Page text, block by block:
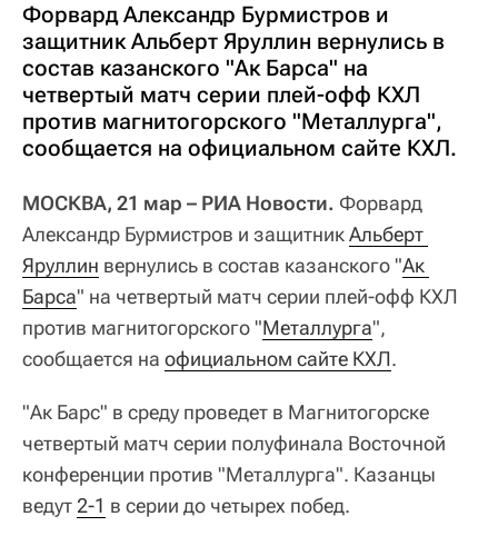
Форвард Александр Бурмистров и
защитник Альберт Яруллин вернулись в
состав казанского "Ак Барса" на
четвертый матч серии плей-офф КХЛ
против магнитогорского "Металлурга",
сообщается на официальном сайте КХЛ.
МОСКВА, 21 мар – РИА Новости. Форвард
Александр Бурмистров и защитникАльберт
Яруллин вернулись в состав казанского "Ак
Барса" на четвертый матч серии плей-офф КХЛ
против магнитогорского "Металлурга",
сообщается на официальном сайте КХЛ.
"Ак Барс" в среду проведет в Магнитогорске
четвертый матч серии полуфинала Восточной
конференции против "Металлурга". Казанцы
ведут 2-1 в серии до четырех побед.